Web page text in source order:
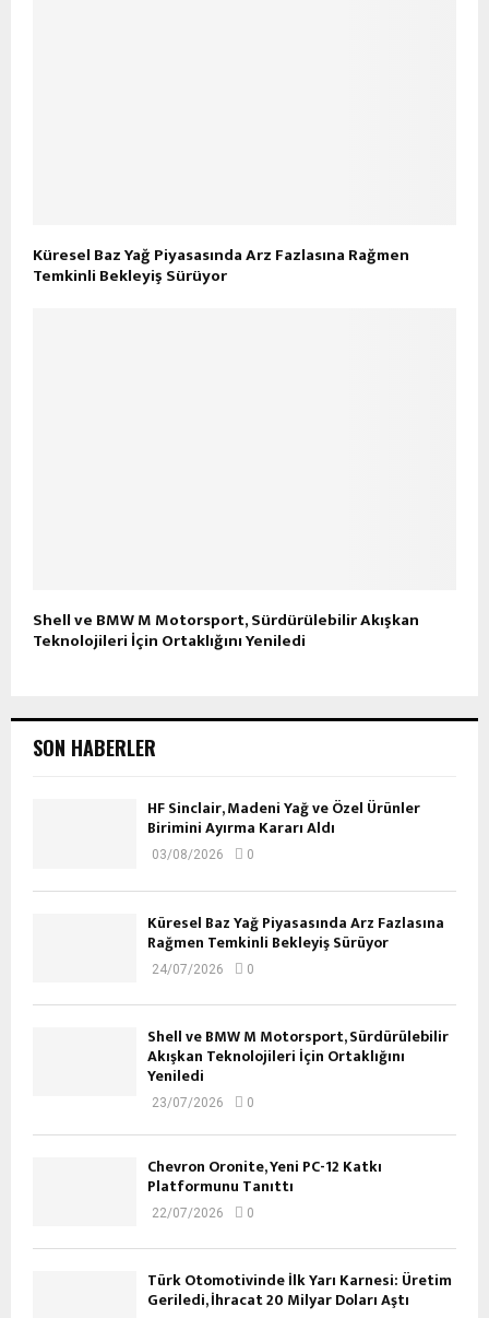
Küresel Baz Yağ Piyasasında Arz Fazlasına Rağmen
Temkinli Bekleyiş Sürüyor
Shell ve BMW M Motorsport, Sürdürülebilir Akışkan
Teknolojileri İçin Ortaklığını Yeniledi
SON HABERLER
HF Sinclair, Madeni Yağ ve Özel Ürünler
Birimini Ayırma Kararı Aldı
03/08/2026 0
Küresel Baz Yağ Piyasasında Arz Fazlasına
Rağmen Temkinli Bekleyiş Sürüyor
24/07/2026 0
Shell ve BMW M Motorsport, Sürdürülebilir
Akışkan Teknolojileri İçin Ortaklığını
Yeniledi
23/07/2026 0
Chevron Oronite, Yeni PC-12 Katkı
Platformunu Tanıttı
22/07/2026 0
Türk Otomotivinde İlk Yarı Karnesi: Üretim
Geriledi, İhracat 20 Milyar Doları Aştı